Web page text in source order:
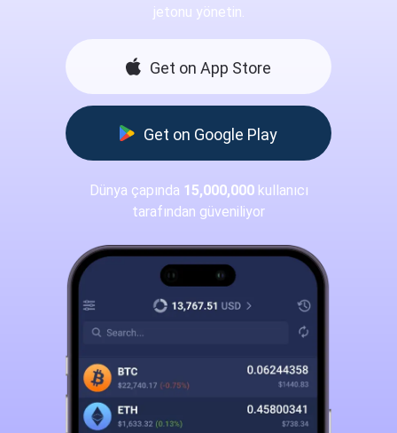
jetonu yönetin.
Get on App Store
Get on Google Play
Dünya çapında 15,000,000kullanıcı
tarafından güveniliyor